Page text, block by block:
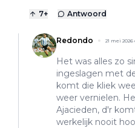
7+ Antwoord
Redondo 21 mei 2026
Het was alles zo
ingeslagen met
komt die kliek
weer vernielen.
Ajacieden, d'r
werkelijk nooit